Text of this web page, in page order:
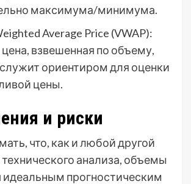
максимума/минимума.
Average Price (VWAP):
взвешенная по объему,
ориентиром для оценки
цены.
и риски
что, как и любой другой
анализа, объемы
идеальным прогностическим